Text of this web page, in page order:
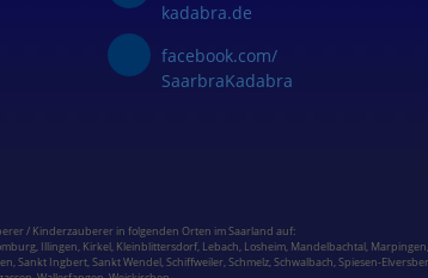
kadabra.de
facebook.com/
SaarbraKadabra
/ Kinderzauberer in folgenden Orten imSaarland auf:
Illingen, Kirkel, Kleinblittersdorf, Lebach, Losheim, Mandelbachtal, Marpingen,
,Sankt Ingbert,Sankt Wendel,Schiffweiler,Schmelz,Schwalbach,Spiesen-